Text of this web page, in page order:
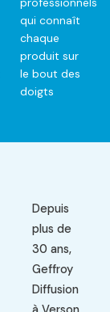
qui connaît
chaque
produit sur
le bout des
doigts
Depuis
plus de
30 ans,
Geffroy
Diffusion